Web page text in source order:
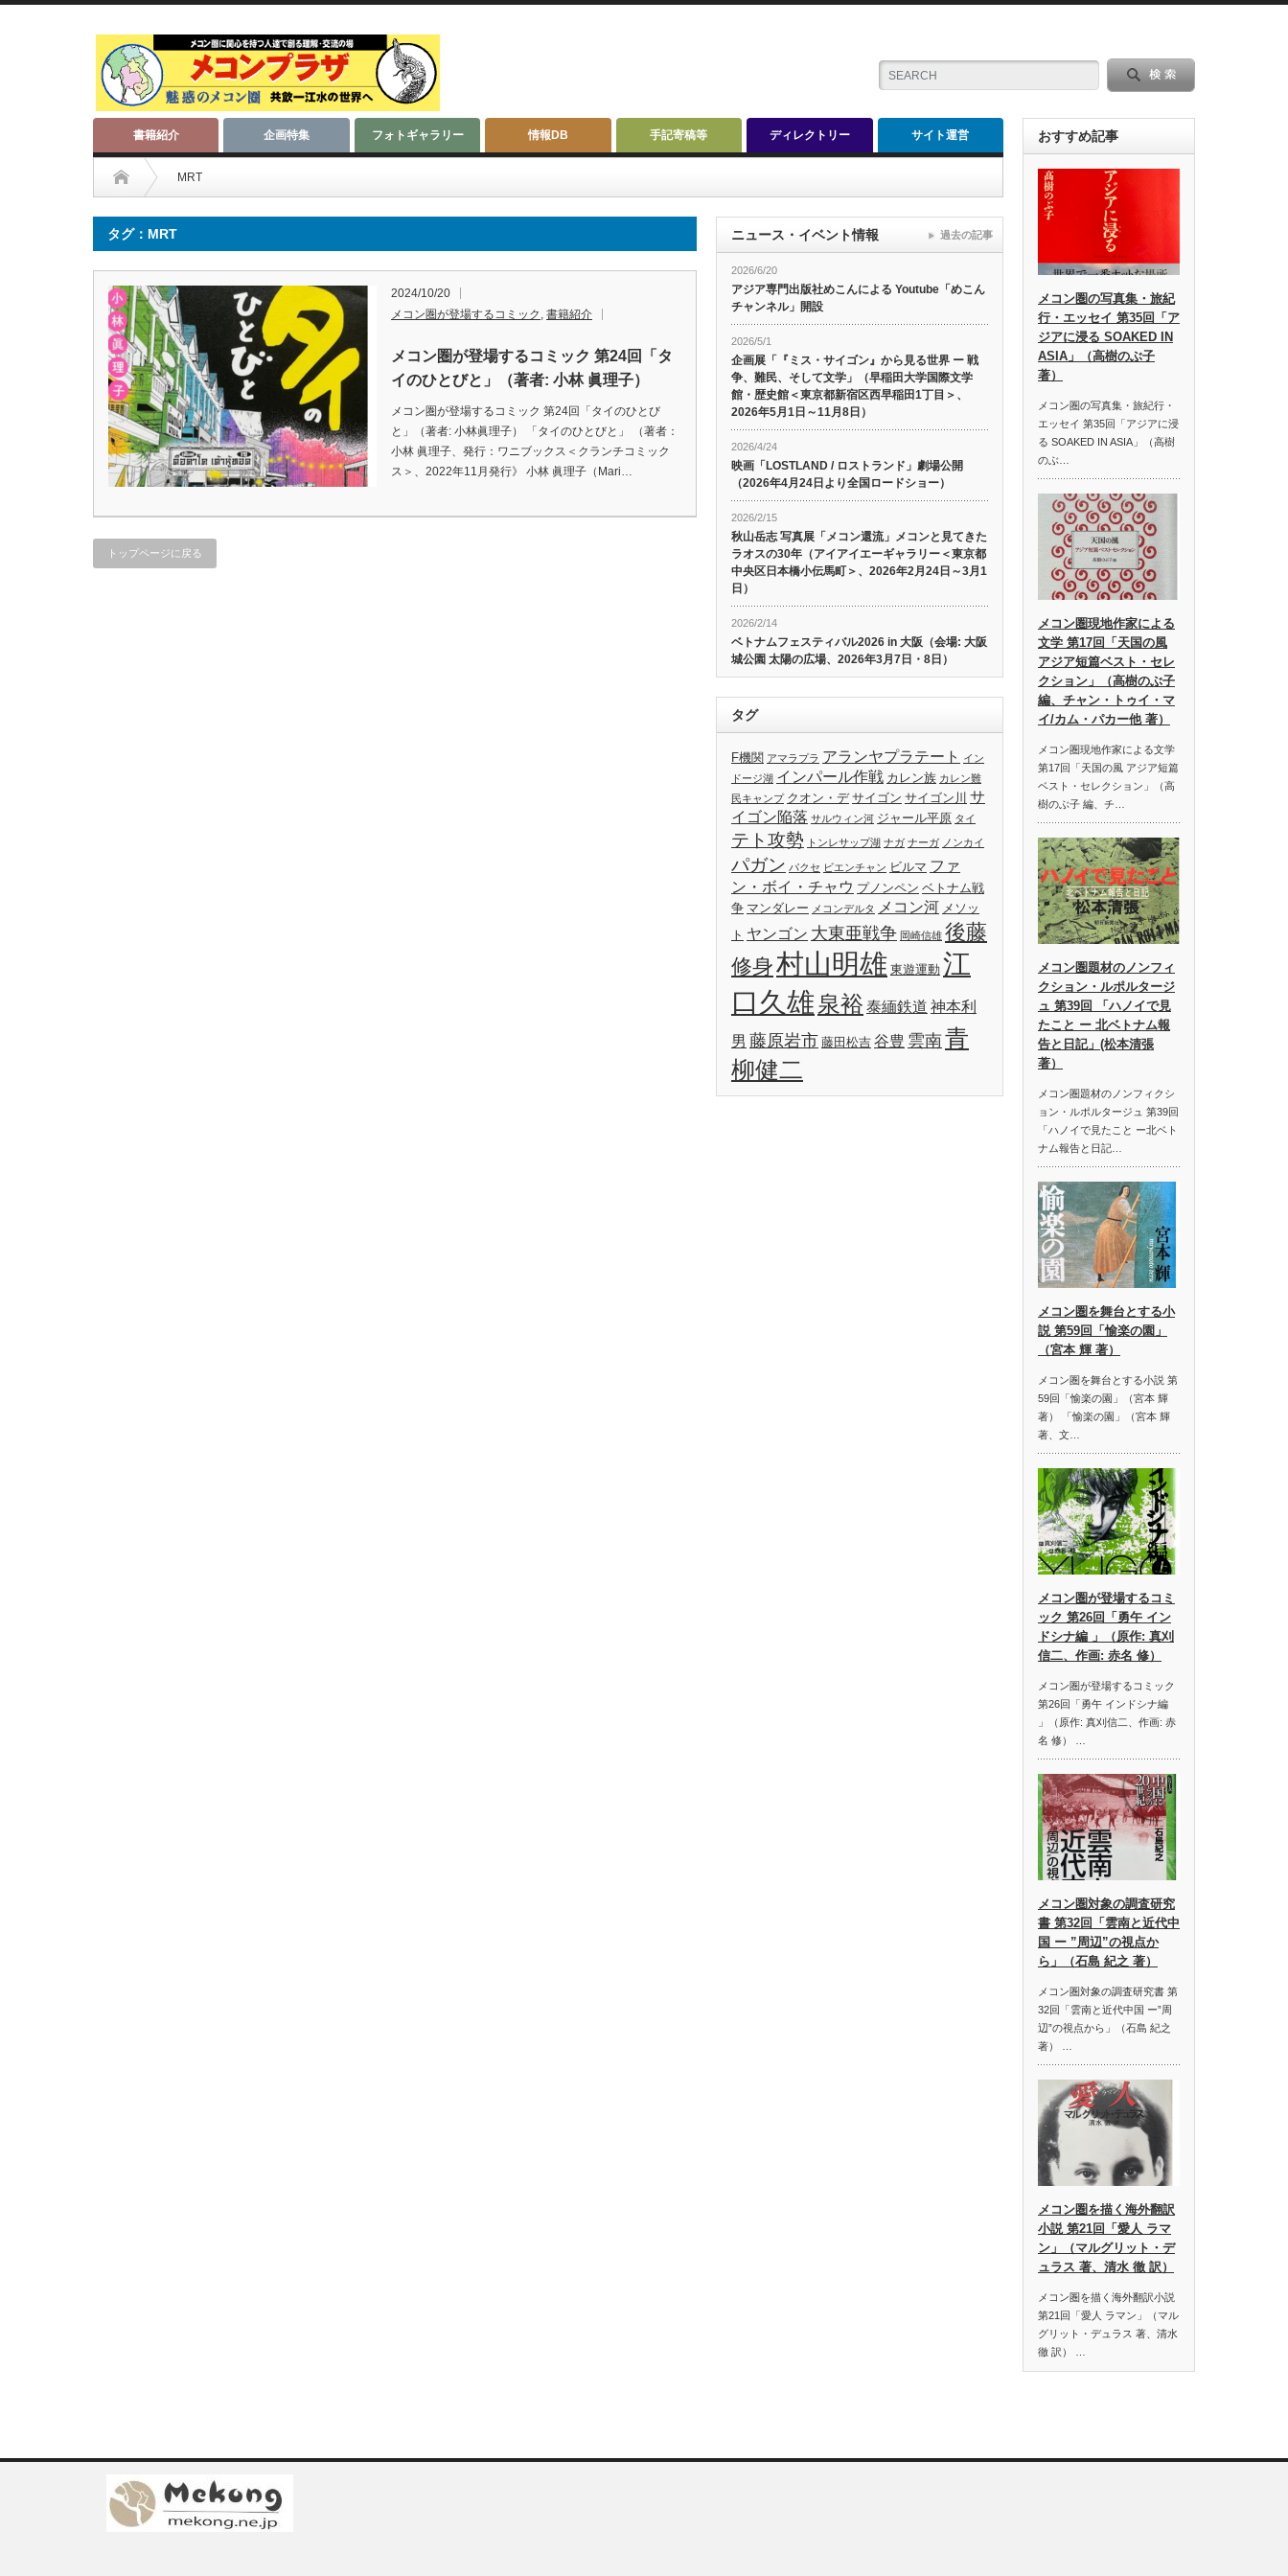
書籍紹介 企画特集 フォトギャラリー 情報DB 手記寄稿等 ディレクトリー サイト運営
MRT
タグ：MRT
2024/10/20
メコン圏が登場するコミック , 書籍紹介
メコン圏が登場するコミック 第24回「タ
イのひとびと」（著者: 小林 眞理子）
メコン圏が登場するコミック 第24回「タイのひとび
と」（著者: 小林眞理子） 「タイのひとびと」 （著者：
小林 眞理子、発行：ワニブックス＜クランチコミック
ス＞、2022年11月発行》 小林 眞理子（Mari…
トップページに戻る
ニュース・イベント情報
2026/6/20
アジア専門出版社めこんによる Youtube「めこん
チャンネル」開設
2026/5/1
企画展「『ミス・サイゴン』から見る世界 ー 戦
争、難民、そして文学」（早稲田大学国際文学
館・歴史館＜東京都新宿区西早稲田1丁目＞、
2026年5月1日～11月8日）
2026/4/24
映画「LOSTLAND / ロストランド」劇場公開
（2026年4月24日より全国ロードショー）
2026/2/15
秋山岳志 写真展「メコン還流」メコンと見てきた
ラオスの30年（アイアイエーギャラリー＜東京都
中央区日本橋小伝馬町＞、2026年2月24日～3月1
日）
2026/2/14
ベトナムフェスティバル2026 in 大阪（会場: 大阪
城公園 太陽の広場、2026年3月7日・8日）
過去の記事
タグ
F機関 アマラプラ アランヤプラテート
イン
ドージ湖 インパール作戦 カレン族 カレン難
民キャンプ クオン・デ サイゴン サイゴン川 サ
イゴン陥落 サルウィン河 ジャール平原 タイ
テト攻勢 トンレサップ湖 ナガ ナーガ ノンカイ
パガン パクセ ビエンチャン ビルマ ファ
ン・ボイ・チャウ プノンペン ベトナム戦
争 マンダレー メコンデルタ メコン河 メソッ
ト ヤンゴン 大東亜戦争 岡崎信雄 後藤
修身村山明雄 東遊運動 江
口久雄泉裕 泰緬鉄道 神本利
男 藤原岩市 藤田松吉 谷豊 雲南青
柳健二
おすすめ記事
メコン圏の写真集・旅紀
行・エッセイ 第35回「ア
ジアに浸る SOAKED IN
ASIA」（高樹のぶ子
著）
メコン圏の写真集・旅紀行・
エッセイ 第35回「アジアに浸
る SOAKED IN ASIA」（高樹
のぶ…
メコン圏現地作家による
文学 第17回「天国の風
アジア短篇ベスト・セレ
クション」（高樹のぶ子
編、チャン・トゥイ・マ
イ/カム・パカー他 著）
メコン圏現地作家による文学
第17回「天国の風 アジア短篇
ベスト・セレクション」（高
樹のぶ子 編、チ…
メコン圏題材のノンフィ
クション・ルポルタージ
ュ 第39回 「ハノイで見
たこと ー 北ベトナム報
告と日記」(松本清張
著）
メコン圏題材のノンフィクシ
ョン・ルポルタージュ 第39回
「ハノイで見たこと ー北ベト
ナム報告と日記…
メコン圏を舞台とする小
説 第59回「愉楽の園」
（宮本 輝 著）
メコン圏を舞台とする小説 第
59回「愉楽の園」（宮本 輝
著） 「愉楽の園」（宮本 輝
著、文…
メコン圏が登場するコミ
ック 第26回「勇午 イン
ドシナ編 」（原作: 真刈
信二、作画: 赤名 修）
メコン圏が登場するコミック
第26回「勇午 インドシナ編
」（原作: 真刈信二、作画: 赤
名 修） …
メコン圏対象の調査研究
書 第32回「雲南と近代中
国 ー ”周辺”の視点か
ら」（石島 紀之 著）
メコン圏対象の調査研究書 第
32回「雲南と近代中国 ー”周
辺”の視点から」（石島 紀之
著） …
メコン圏を描く海外翻訳
小説 第21回「愛人 ラマ
ン」（マルグリット・デ
ュラス 著、清水 徹 訳）
メコン圏を描く海外翻訳小説
第21回「愛人 ラマン」（マル
グリット・デュラス 著、清水
徹 訳） …